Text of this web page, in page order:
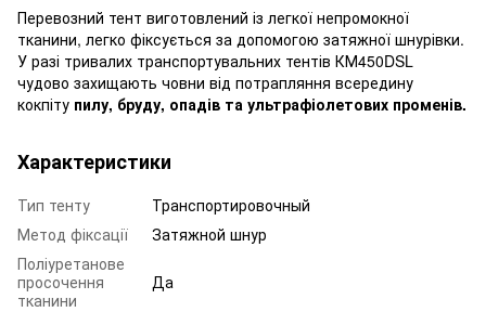
Перевозний тент виготовлений із легкої непромокної
тканини, легко фіксується за допомогою затяжної шнурівки.
У разі тривалих транспортувальних тентів КМ450DSL
чудово захищають човни від потрапляння всередину
кокпіту пилу, бруду, опадів та ультрафіолетових променів.
Характеристики
Тип тенту
Транспортировочный
Метод фіксації
Затяжной шнур
Поліуретанове
просочення
тканини
Да